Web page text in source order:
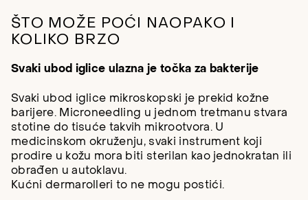
ŠTO MOŽE POĆI NAOPAKO I
KOLIKO BRZO
Svaki ubod iglice ulazna je točka za bakterije
Svaki ubod iglice mikroskopski je prekid kožne
barijere. Microneedling u jednom tretmanu stvara
stotine do tisuće takvih mikrootvora. U
medicinskom okruženju, svaki instrument koji
prodire u kožu mora biti sterilan kao jednokratan ili
obrađen u autoklavu.
Kućni dermarolleri to ne mogu postići.